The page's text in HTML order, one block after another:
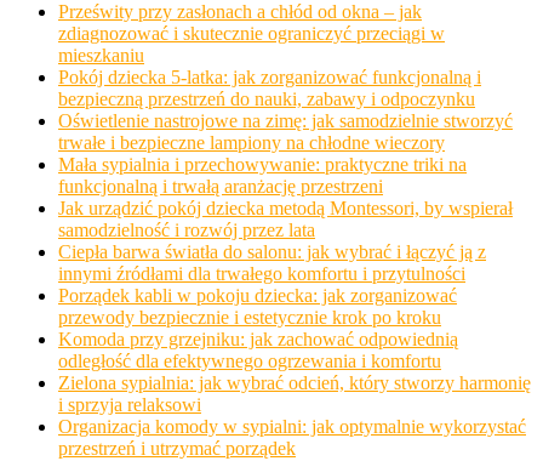
Prześwity przy zasłonach a chłód od okna – jak
zdiagnozować i skutecznie ograniczyć przeciągi w
mieszkaniu
Pokój dziecka 5-latka: jak zorganizować funkcjonalną i
bezpieczną przestrzeń do nauki, zabawy i odpoczynku
Oświetlenie nastrojowe na zimę: jak samodzielnie stworzyć
trwałe i bezpieczne lampiony na chłodne wieczory
Mała sypialnia i przechowywanie: praktyczne triki na
funkcjonalną i trwałą aranżację przestrzeni
Jak urządzić pokój dziecka metodą Montessori, by wspierał
samodzielność i rozwój przez lata
Ciepła barwa światła do salonu: jak wybrać i łączyć ją z
innymi źródłami dla trwałego komfortu i przytulności
Porządek kabli w pokoju dziecka: jak zorganizować
przewody bezpiecznie i estetycznie krok po kroku
Komoda przy grzejniku: jak zachować odpowiednią
odległość dla efektywnego ogrzewania i komfortu
Zielona sypialnia: jak wybrać odcień, który stworzy harmonię
i sprzyja relaksowi
Organizacja komody w sypialni: jak optymalnie wykorzystać
przestrzeń i utrzymać porządek